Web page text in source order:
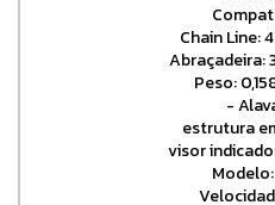
Chain Line:
Abraçadeira:
Peso:
-
estrutura
visor